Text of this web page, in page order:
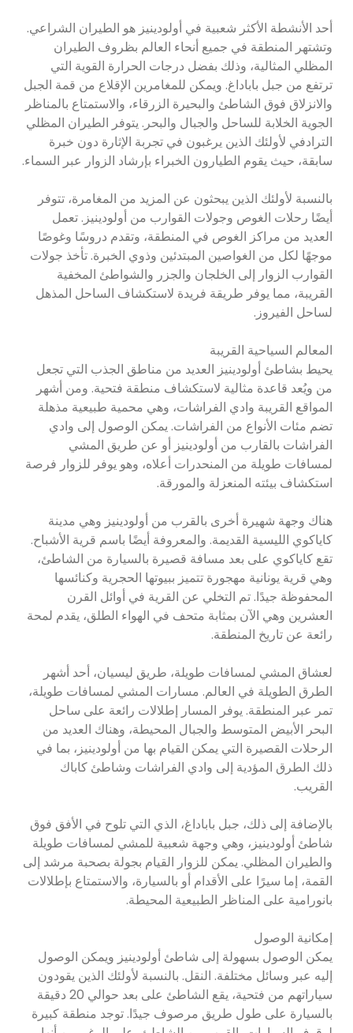
أحد الأنشطة الأكثر شعبية في أولودينيز هو الطيران الشراعي.
وتشتهر المنطقة في جميع أنحاء العالم بظروف الطيران
المظلي المثالية، وذلك بفضل درجات الحرارة القوية التي
ترتفع من جبل باباداغ. ويمكن للمغامرين الإقلاع من قمة الجبل
والانزلاق فوق الشاطئ والبحيرة الزرقاء، والاستمتاع بالمناظر
الجوية الخلابة للساحل والجبال والبحر. يتوفر الطيران المظلي
الترادفي لأولئك الذين يرغبون في تجربة الإثارة دون خبرة
سابقة، حيث يقوم الطيارون الخبراء بإرشاد الزوار عبر السماء.
بالنسبة لأولئك الذين يبحثون عن المزيد من المغامرة، تتوفر
أيضًا رحلات الغوص وجولات القوارب من أولودينيز. تعمل
العديد من مراكز الغوص في المنطقة، وتقدم دروسًا وغوصًا
موجهًا لكل من الغواصين المبتدئين وذوي الخبرة. تأخذ جولات
القوارب الزوار إلى الخلجان والجزر والشواطئ المخفية
القريبة، مما يوفر طريقة فريدة لاستكشاف الساحل المذهل
لساحل الفيروز.
المعالم السياحية القريبة
يحيط بشاطئ أولودينيز العديد من مناطق الجذب التي تجعل
من ويُعد قاعدة مثالية لاستكشاف منطقة فتحية. ومن أشهر
المواقع القريبة وادي الفراشات، وهي محمية طبيعية مذهلة
تضم مئات الأنواع من الفراشات. يمكن الوصول إلى وادي
الفراشات بالقارب من أولودينيز أو عن طريق المشي
لمسافات طويلة من المنحدرات أعلاه، وهو يوفر للزوار فرصة
استكشاف بيئته المنعزلة والمورقة.
هناك وجهة شهيرة أخرى بالقرب من أولودينيز وهي مدينة
كاياكوي الليسية القديمة. والمعروفة أيضًا باسم قرية الأشباح.
تقع كاياكوي على بعد مسافة قصيرة بالسيارة من الشاطئ،
وهي قرية يونانية مهجورة تتميز ببيوتها الحجرية وكنائسها
المحفوظة جيدًا. تم التخلي عن القرية في أوائل القرن
العشرين وهي الآن بمثابة متحف في الهواء الطلق، يقدم لمحة
رائعة عن تاريخ المنطقة.
لعشاق المشي لمسافات طويلة، طريق ليسيان، أحد أشهر
الطرق الطويلة في العالم. مسارات المشي لمسافات طويلة،
تمر عبر المنطقة. يوفر المسار إطلالات رائعة على ساحل
البحر الأبيض المتوسط ​​والجبال المحيطة، وهناك العديد من
الرحلات القصيرة التي يمكن القيام بها من أولودينيز، بما في
ذلك الطرق المؤدية إلى وادي الفراشات وشاطئ كاباك
القريب.
بالإضافة إلى ذلك، جبل باباداغ، الذي التي تلوح في الأفق فوق
شاطئ أولودينيز، وهي وجهة شعبية للمشي لمسافات طويلة
والطيران المظلي. يمكن للزوار القيام بجولة بصحبة مرشد إلى
القمة، إما سيرًا على الأقدام أو بالسيارة، والاستمتاع بإطلالات
بانورامية على المناظر الطبيعية المحيطة.
إمكانية الوصول
يمكن الوصول بسهولة إلى شاطئ أولودينيز ويمكن الوصول
إليه عبر وسائل مختلفة. النقل. بالنسبة لأولئك الذين يقودون
سياراتهم من فتحية، يقع الشاطئ على بعد حوالي 20 دقيقة
بالسيارة على طول طريق مرصوف جيدًا. توجد منطقة كبيرة